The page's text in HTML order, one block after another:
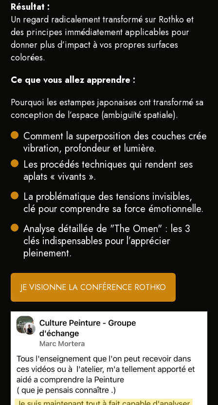
Résultat :
Un regard radicalement transformé sur Rothko et
des principes immédiatement applicables pour
donner plus d’impact à vos propres surfaces
colorées.
Ce que vous allez apprendre :
Pourquoi les estampes japonaises ont transformé sa
conception de l’espace (ambiguïté spatiale).
Comment la superposition des couches crée
vibration, profondeur et lumière.
Les procédés techniques qui rendent ses
aplats « vivants ».
La problématique des tensions invisibles,
clé pour comprendre sa force émotionnelle.
Analyse détaillée de "The Omen" : les 3
clés indispensables pour l’apprécier
pleinement.
JE VISIONNE LA CONFÉRENCE ROTHKO